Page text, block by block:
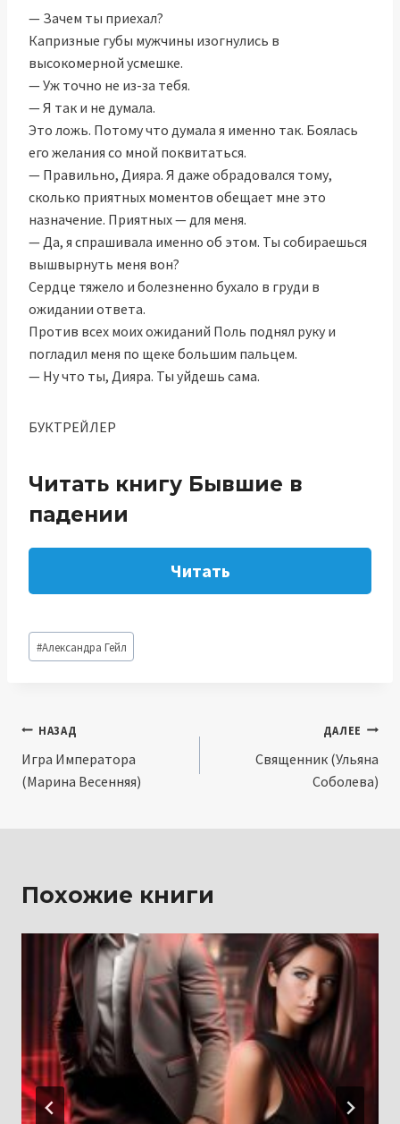
— Зачем ты приехал?
Капризные губы мужчины изогнулись в
высокомерной усмешке.
— Уж точно не из-за тебя.
— Я так и не думала.
Это ложь. Потому что думала я именно так. Боялась
его желания со мной поквитаться.
— Правильно, Дияра. Я даже обрадовался тому,
сколько приятных моментов обещает мне это
назначение. Приятных — для меня.
— Да, я спрашивала именно об этом. Ты собираешься
вышвырнуть меня вон?
Сердце тяжело и болезненно бухало в груди в
ожидании ответа.
Против всех моих ожиданий Поль поднял руку и
погладил меня по щеке большим пальцем.
— Ну что ты, Дияра. Ты уйдешь сама.
БУКТРЕЙЛЕР
Читать книгу Бывшие в
падении
Читать
Метки
записи:
#Александра Гейл
Навигация
по
НАЗАД
Игра Императора
(Марина Весенняя)
ДАЛЕЕ
Священник (Ульяна
Соболева)
Похожие книги